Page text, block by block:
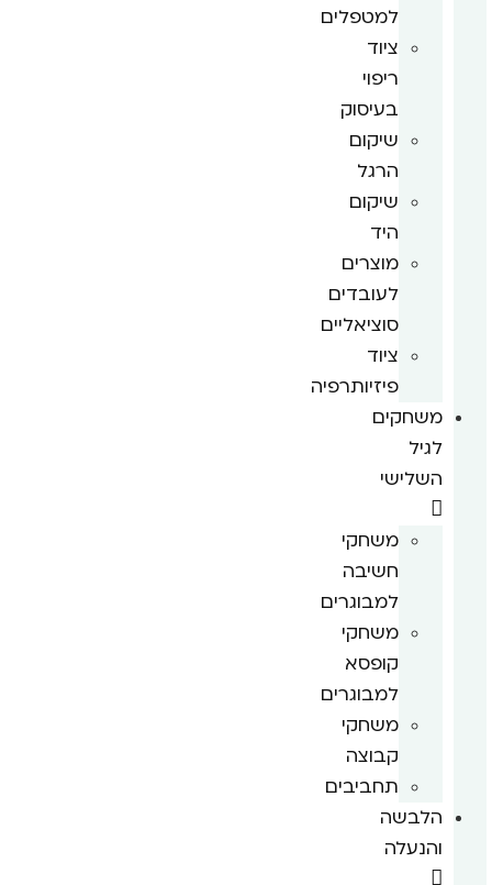
למטפלים
ציוד
ריפוי
בעיסוק
שיקום
הרגל
שיקום
היד
מוצרים
לעובדים
סוציאליים
ציוד
פיזיותרפיה
משחקים
לגיל
השלישי
משחקי
חשיבה
למבוגרים
משחקי
קופסא
למבוגרים
משחקי
קבוצה
תחביבים
הלבשה
והנעלה